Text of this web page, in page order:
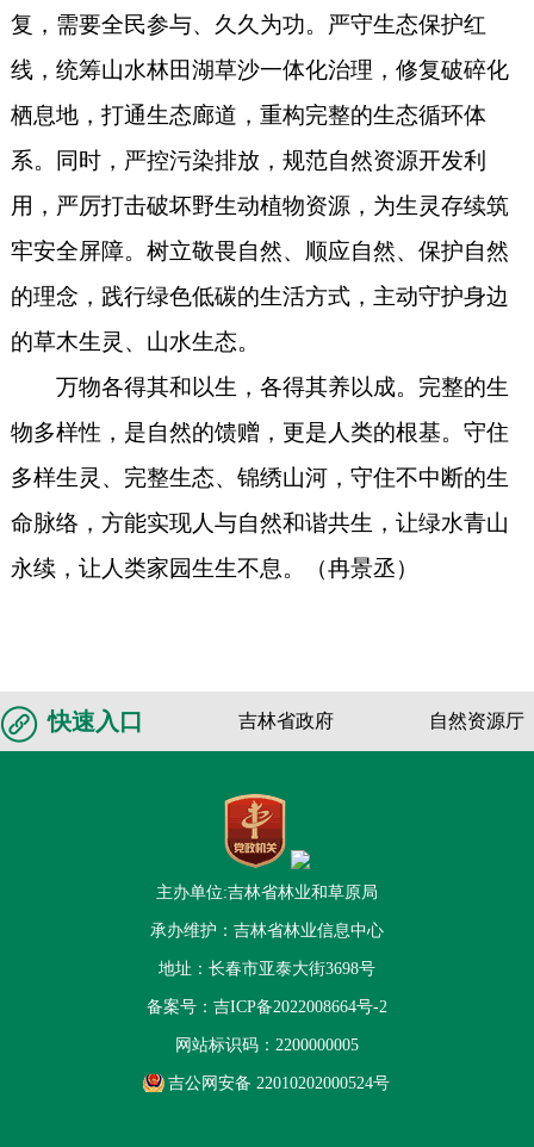
复，需要全民参与、久久为功。严守生态保护红
线，统筹山水林田湖草沙一体化治理，修复破碎化
栖息地，打通生态廊道，重构完整的生态循环体
系。同时，严控污染排放，规范自然资源开发利
用，严厉打击破坏野生动植物资源，为生灵存续筑
牢安全屏障。树立敬畏自然、顺应自然、保护自然
的理念，践行绿色低碳的生活方式，主动守护身边
的草木生灵、山水生态。
万物各得其和以生，各得其养以成。完整的生
物多样性，是自然的馈赠，更是人类的根基。守住
多样生灵、完整生态、锦绣山河，守住不中断的生
命脉络，方能实现人与自然和谐共生，让绿水青山
永续，让人类家园生生不息。（冉景丞）
快速入口 吉林省政府 自然资源厅
主办单位:吉林省林业和草原局
承办维护：吉林省林业信息中心
地址：长春市亚泰大街3698号
备案号： 吉ICP备2022008664号-2
网站标识码：2200000005
吉公网安备 22010202000524号